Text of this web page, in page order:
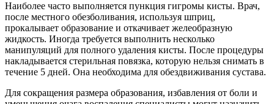
Наиболее часто выполняется пункция гигромы кисты. Врач,
после местного обезболивания, используя шприц,
прокалывает образование и откачивает желеобразную
жидкость. Иногда требуется выполнить несколько
манипуляций для полного удаления кисты. После процедуры
накладывается стерильная повязка, которую нельзя снимать в
течение 5 дней. Она необходима для обездвиживания сустава.
Для сокращения размера образования, избавления от боли и